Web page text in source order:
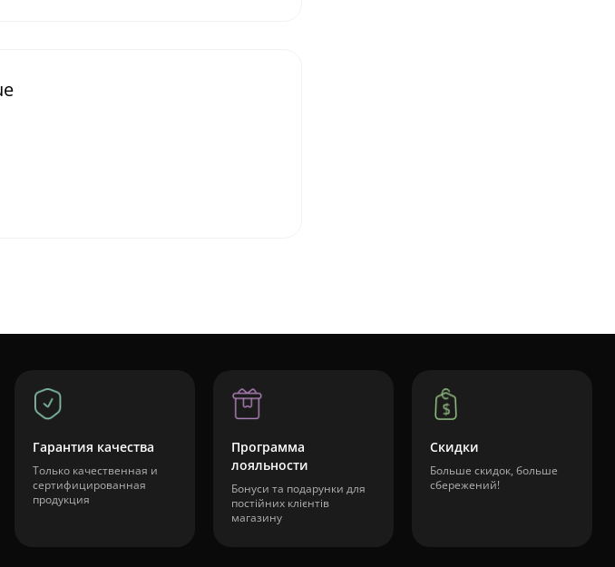
Гарантия качества
Только качественная и
сертифицированная
продукция
Программа
лояльности
Бонуси та подарунки для
постійних клієнтів
магазину
Скидки
Больше скидок, больше
сбережений!